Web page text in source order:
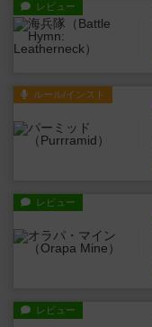
レビュー
ルール/インスト
レビュー
レビュー